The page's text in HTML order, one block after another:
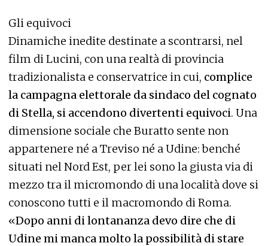
Gli equivoci
Dinamiche inedite destinate a scontrarsi, nel
film di Lucini, con una realtà di provincia
tradizionalista e conservatrice in cui, complice
la campagna elettorale da sindaco del cognato
di Stella, si accendono divertenti equivoci. Una
dimensione sociale che Buratto sente non
appartenere né a Treviso né a Udine: benché
situati nel Nord Est, per lei sono la giusta via di
mezzo tra il micromondo di una località dove si
conoscono tutti e il macromondo di Roma.
«Dopo anni di lontananza devo dire che di
Udine mi manca molto la possibilità di stare